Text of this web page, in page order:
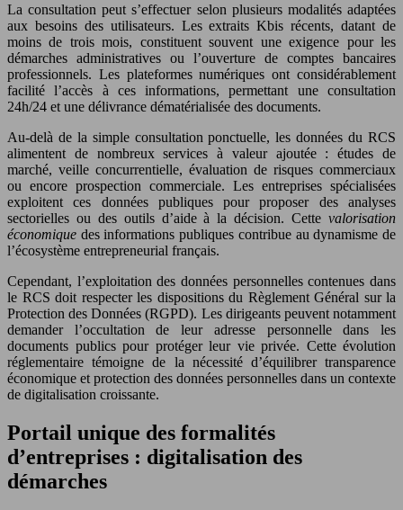
La consultation peut s’effectuer selon plusieurs modalités adaptées
aux besoins des utilisateurs. Les extraits Kbis récents, datant de
moins de trois mois, constituent souvent une exigence pour les
démarches administratives ou l’ouverture de comptes bancaires
professionnels. Les plateformes numériques ont considérablement
facilité l’accès à ces informations, permettant une consultation
24h/24 et une délivrance dématérialisée des documents.
Au-delà de la simple consultation ponctuelle, les données du RCS
alimentent de nombreux services à valeur ajoutée : études de
marché, veille concurrentielle, évaluation de risques commerciaux
ou encore prospection commerciale. Les entreprises spécialisées
exploitent ces données publiques pour proposer des analyses
sectorielles ou des outils d’aide à la décision. Cette valorisation
économique des informations publiques contribue au dynamisme de
l’écosystème entrepreneurial français.
Cependant, l’exploitation des données personnelles contenues dans
le RCS doit respecter les dispositions du Règlement Général sur la
Protection des Données (RGPD). Les dirigeants peuvent notamment
demander l’occultation de leur adresse personnelle dans les
documents publics pour protéger leur vie privée. Cette évolution
réglementaire témoigne de la nécessité d’équilibrer transparence
économique et protection des données personnelles dans un contexte
de digitalisation croissante.
Portail unique des formalités
d’entreprises : digitalisation des
démarches